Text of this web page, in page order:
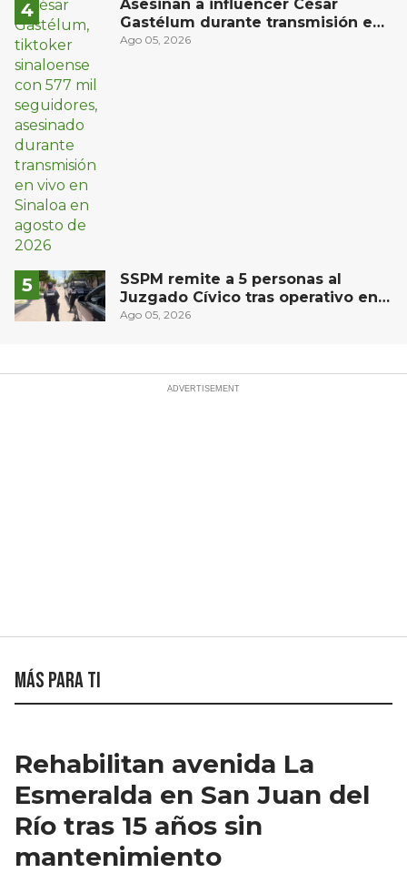
Asesinan a influencer César
Gastélum durante transmisión en
vivo en Sinaloa
Ago 05, 2026
SSPM remite a 5 personas al
Juzgado Cívico tras operativo en
San Juan del Río
Ago 05, 2026
Más para ti
Rehabilitan avenida La
Esmeralda en San Juan del
Río tras 15 años sin
mantenimiento